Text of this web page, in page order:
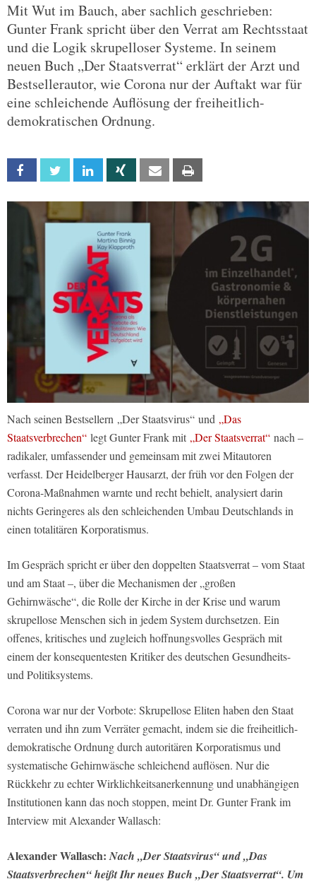
Mit Wut im Bauch, aber sachlich geschrieben:
Gunter Frank spricht über den Verrat am Rechtsstaat
und die Logik skrupelloser Systeme. In seinem
neuen Buch „Der Staatsverrat“ erklärt der Arzt und
Bestsellerautor, wie Corona nur der Auftakt war für
eine schleichende Auflösung der freiheitlich-
demokratischen Ordnung.
Facebook Twitter Linkedin Xing Email
Nach seinen Bestsellern „Der Staatsvirus“ und „Das
Staatsverbrechen“ legt Gunter Frank mit „Der Staatsverrat“ nach –
radikaler, umfassender und gemeinsam mit zwei Mitautoren
verfasst. Der Heidelberger Hausarzt, der früh vor den Folgen der
Corona-Maßnahmen warnte und recht behielt, analysiert darin
nichts Geringeres als den schleichenden Umbau Deutschlands in
einen totalitären Korporatismus.
Im Gespräch spricht er über den doppelten Staatsverrat – vom Staat
und am Staat –, über die Mechanismen der „großen
Gehirnwäsche“, die Rolle der Kirche in der Krise und warum
skrupellose Menschen sich in jedem System durchsetzen. Ein
offenes, kritisches und zugleich hoffnungsvolles Gespräch mit
einem der konsequentesten Kritiker des deutschen Gesundheits-
und Politiksystems.
Corona war nur der Vorbote: Skrupellose Eliten haben den Staat
verraten und ihn zum Verräter gemacht, indem sie die freiheitlich-
demokratische Ordnung durch autoritären Korporatismus und
systematische Gehirnwäsche schleichend auflösen. Nur die
Rückkehr zu echter Wirklichkeitsanerkennung und unabhängigen
Institutionen kann das noch stoppen, meint Dr. Gunter Frank im
Interview mit Alexander Wallasch:
Alexander Wallasch:Nach „Der Staatsvirus“ und „Das
Staatsverbrechen“ heißt Ihr neues Buch „Der Staatsverrat“. Um